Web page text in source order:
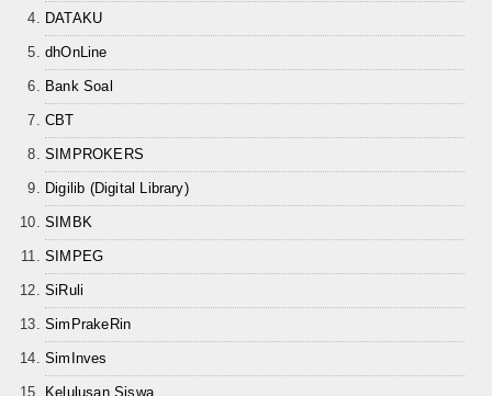
DATAKU
dhOnLine
Bank Soal
CBT
SIMPROKERS
Digilib (Digital Library)
SIMBK
SIMPEG
SiRuli
SimPrakeRin
SimInves
Kelulusan Siswa